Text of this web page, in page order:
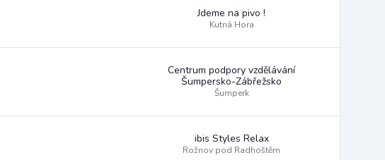
Jdeme na pivo !
Kutná Hora
Centrum podpory vzdělávání
Šumpersko-Zábřežsko
Šumperk
ibis Styles Relax
Rožnov pod Radhoštěm